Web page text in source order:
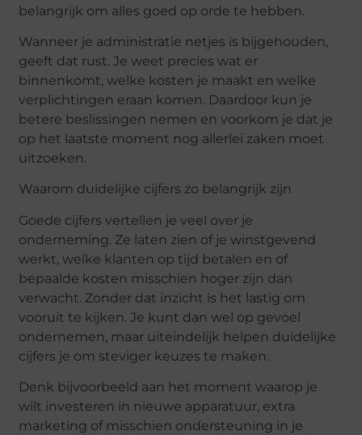
belangrijk om alles goed op orde te hebben.
Wanneer je administratie netjes is bijgehouden,
geeft dat rust. Je weet precies wat er
binnenkomt, welke kosten je maakt en welke
verplichtingen eraan komen. Daardoor kun je
betere beslissingen nemen en voorkom je dat je
op het laatste moment nog allerlei zaken moet
uitzoeken.
Waarom duidelijke cijfers zo belangrijk zijn
Goede cijfers vertellen je veel over je
onderneming. Ze laten zien of je winstgevend
werkt, welke klanten op tijd betalen en of
bepaalde kosten misschien hoger zijn dan
verwacht. Zonder dat inzicht is het lastig om
vooruit te kijken. Je kunt dan wel op gevoel
ondernemen, maar uiteindelijk helpen duidelijke
cijfers je om steviger keuzes te maken.
Denk bijvoorbeeld aan het moment waarop je
wilt investeren in nieuwe apparatuur, extra
marketing of misschien ondersteuning in je